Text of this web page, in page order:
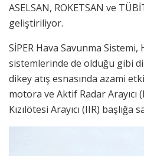
ASELSAN, ROKETSAN ve
geliştiriliyor.
SİPER Hava Savunma Sistemi,
sistemlerinde de olduğu gibi
dikey atış esnasında azami
motora ve Aktif Radar Arayıcı
Kızılötesi Arayıcı (IIR) başlığa